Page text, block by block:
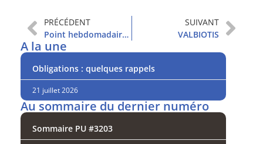
PRÉCÉDENT
Point hebdomadaire et sommaire
SUIVANT
VALBIOTIS
A la une
Obligations : quelques rappels
21 juillet 2026
Au sommaire du dernier numéro
Sommaire PU #3203